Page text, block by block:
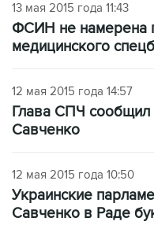
13 мая 2015 года 11:43
ФСИН не намерена
медицинского
12 мая 2015 года 14:57
Глава СПЧ
Савченко
12 мая 2015 года 10:50
Украинские
Савченко в Раде